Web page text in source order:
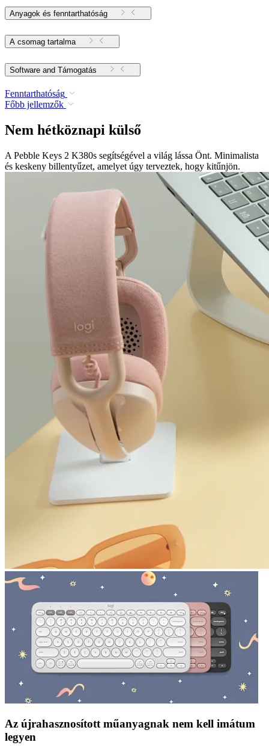
Anyagok és fenntarthatóság
A csomag tartalma
Software and Támogatás
Fenntarthatóság
Főbb jellemzők
Nem hétköznapi külső
A Pebble Keys 2 K380s segítségével a világ lássa Önt. Minimalista
és keskeny billentyűzet, amelyet úgy terveztek, hogy kitűnjön.
Az újrahasznosított műanyagnak nem kell imátum
legyen